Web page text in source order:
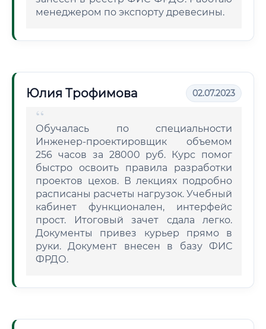
менеджером по экспорту древесины.
Юлия Трофимова 02.07.2023
Обучалась по специальности
Инженер-проектировщик объемом
256 часов за 28000 руб. Курс помог
быстро освоить правила разработки
проектов цехов. В лекциях подробно
расписаны расчеты нагрузок. Учебный
кабинет функционален, интерфейс
прост. Итоговый зачет сдала легко.
Документы привез курьер прямо в
руки. Документ внесен в базу ФИС
ФРДО.